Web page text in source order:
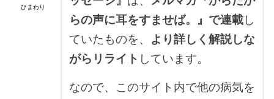
ひまわり
らの声に耳をすませば。』で連載し
ていたものを、
より詳しく解説しな
がら リライト しています。
なので、このサイト内で他の病気を